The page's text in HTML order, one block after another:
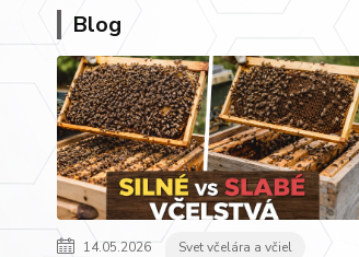
Blog
14.05.2026 Svet včelára a včiel